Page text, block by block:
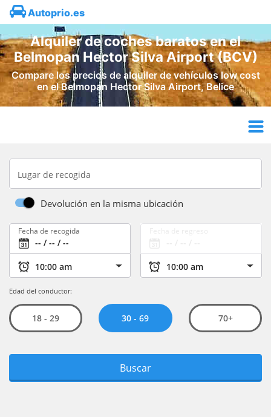
Autoprio.es
Alquiler de coches baratos en el
Belmopan Hector Silva Airport (BCV)
Compare los precios de alquiler de vehículos low cost
en el Belmopan Hector Silva Airport, Belice